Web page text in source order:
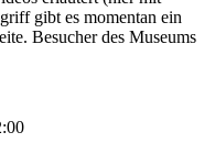
gibt es momentan ein
Besucher des Museums